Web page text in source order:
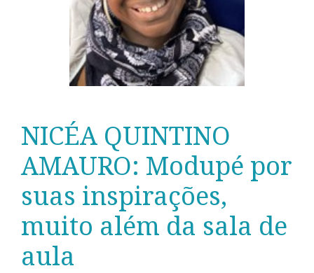
NICÉA QUINTINO
AMAURO: Modupé por
suas inspirações,
muito além da sala de
aula